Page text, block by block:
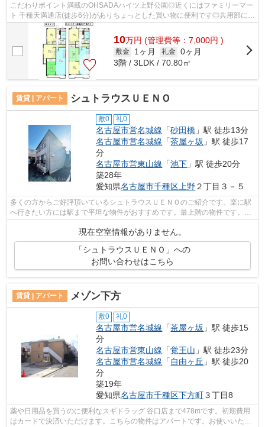
こだわりポイント満載のOHSADAハイツ上野公園◎近くにはファミリーマー
ト 千種天満通店(徒歩6分)がありちょっとした買い物に便利です◎共用部には
敷地内ごみ置き場・エレベータなどが揃...
10万円 (管理費等：7,000円 )
敷金 1ヶ月 礼金 0ヶ月
3階 / 3LDK / 70.80㎡
賃貸 | アパート シュトラウスＵＥＮＯ
敷0 礼0
名古屋市営名城線 「砂田橋 」駅 徒歩13分
名古屋市営名城線 「茶屋ヶ坂 」駅 徒歩17
分
名古屋市営東山線 「池下 」駅 徒歩20分
築28年
愛知県名古屋市千種区上野２丁目３－５
多くの方からご好評頂いているシュトラウスＵＥＮＯのご紹介です。楽に駅
へ行きたい方には駅まで平坦な物件がおすすめです。最上階の物件です。こ
現在空室情報がありません。
「シュトラウスＵＥＮＯ」への
お問い合わせはこちら
賃貸 | アパート メゾン下方
敷0 礼0
名古屋市営名城線 「茶屋ヶ坂 」駅 徒歩15
分
名古屋市営東山線 「覚王山 」駅 徒歩23分
名古屋市営名城線 「 自由ヶ丘 」駅 徒歩20
分
築19年
愛知県名古屋市千種区下方町３丁目8
薬や日用品を買うのに便利なスギドラッグ 谷口店まで478mです。初期費用
はカードで決済いただけます。こちらの物件はアパートです。お使いいただ